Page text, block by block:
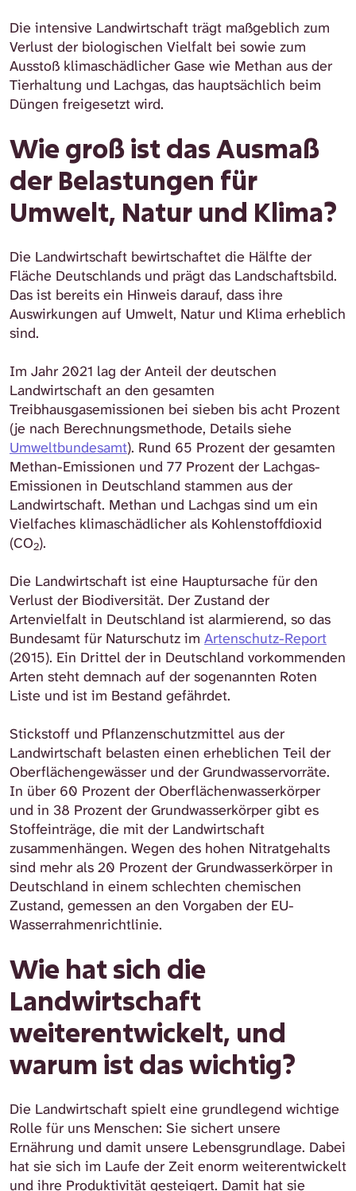
Die intensive Landwirtschaft trägt maßgeblich zum
Verlust der biologischen Vielfalt bei sowie zum
Ausstoß klimaschädlicher Gase wie Methan aus der
Tierhaltung und Lachgas, das hauptsächlich beim
Düngen freigesetzt wird.
Wie groß ist das Ausmaß
der Belastungen für
Umwelt, Natur und Klima?
Die Landwirtschaft bewirtschaftet die Hälfte der
Fläche Deutschlands und prägt das Landschaftsbild.
Das ist bereits ein Hinweis darauf, dass ihre
Auswirkungen auf Umwelt, Natur und Klima erheblich
sind.
Im Jahr 2021 lag der Anteil der deutschen
Landwirtschaft an den gesamten
Treibhausgasemissionen bei sieben bis acht Prozent
(je nach Berechnungsmethode, Details siehe
Umweltbundesamt). Rund 65 Prozent der gesamten
Methan-Emissionen und 77 Prozent der Lachgas-
Emissionen in Deutschland stammen aus der
Landwirtschaft. Methan und Lachgas sind um ein
Vielfaches klimaschädlicher als Kohlenstoffdioxid
(CO2).
Die Landwirtschaft ist eine Hauptursache für den
Verlust der Biodiversität. Der Zustand der
Artenvielfalt in Deutschland ist alarmierend, so das
Bundesamt für Naturschutz im Artenschutz-Report
(2015). Ein Drittel der in Deutschland vorkommenden
Arten steht demnach auf der sogenannten Roten
Liste und ist im Bestand gefährdet.
Stickstoff und Pflanzenschutzmittel aus der
Landwirtschaft belasten einen erheblichen Teil der
Oberflächengewässer und der Grundwasservorräte.
In über 60 Prozent der Oberflächenwasserkörper
und in 38 Prozent der Grundwasserkörper gibt es
Stoffeinträge, die mit der Landwirtschaft
zusammenhängen. Wegen des hohen Nitratgehalts
sind mehr als 20 Prozent der Grundwasserkörper in
Deutschland in einem schlechten chemischen
Zustand, gemessen an den Vorgaben der EU-
Wasserrahmenrichtlinie.
Wie hat sich die
Landwirtschaft
weiterentwickelt, und
warum ist das wichtig?
Die Landwirtschaft spielt eine grundlegend wichtige
Rolle für uns Menschen: Sie sichert unsere
Ernährung und damit unsere Lebensgrundlage. Dabei
hat sie sich im Laufe der Zeit enorm weiterentwickelt
und ihre Produktivität gesteigert. Damit hat sie